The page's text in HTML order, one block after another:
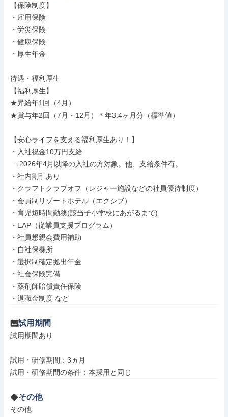
【保険制度】
・雇用保険
・労災保険
・健康保険
・厚生年金
待遇・福利厚生
【福利厚生】
★昇給年1回（4月）
★賞与年2回（7月・12月）＊年3.4ヶ月分（標準値）
【安心ライフを支える福利厚生あり！】
・入社祝金10万円支給
・社内割引あり
・クラフトクラブオフ（レジャー施設などの社員優待制度）
・会員制リゾートホテル（エクシブ）
・育児短時間勤務(該当子小学校にあがるまで)
・EAP（従業員支援プログラム）
・社員懇親会費用補助
・自社保養所
・選択制確定拠出年金
・社会保険完備
・薬剤師賠償責任保険
・退職金制度 など
試用期間
試用期間あり
試用・研修期間：3ヵ月
その他
その他